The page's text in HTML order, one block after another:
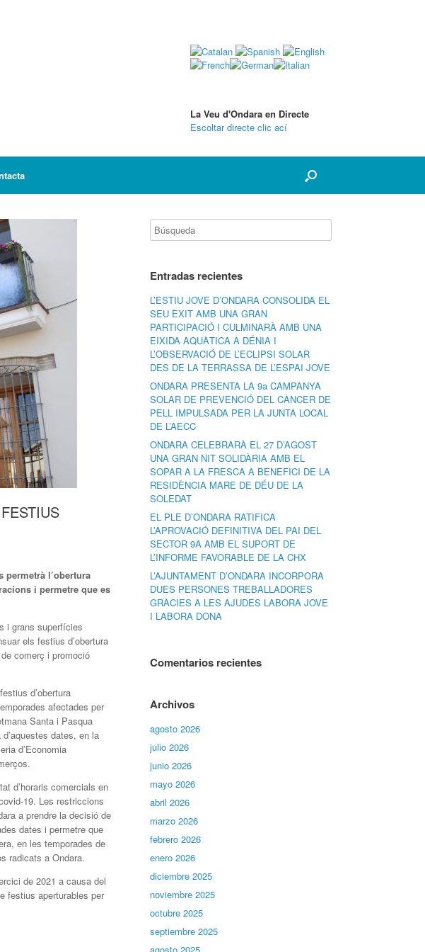
La Veu d'Ondara en Directe
Escoltar directe clic ací
permetrà l’obertura
i permetre que es
i grans superfícies
els festius d’obertura
comerç i promoció
d’obertura
afectades per
Santa i Pasqua
dates, en la
d’Economia
d’horaris comercials en
19. Les restriccions
a prendre la decisió de
dates i permetre que
en les temporades de
radicats a Ondara.
de 2021 a causa del
festius aperturables per
Entradas recientes
L’ESTIU JOVE D’ONDARA CONSOLIDA EL
SEU ÈXIT AMB UNA GRAN
PARTICIPACIÓ I CULMINARÀ AMB UNA
EIXIDA AQUÀTICA A DÉNIA I
L’OBSERVACIÓ DE L’ECLIPSI SOLAR
DES DE LA TERRASSA DE L’ESPAI JOVE
ONDARA PRESENTA LA 9a CAMPANYA
SOLAR DE PREVENCIÓ DEL CÀNCER DE
PELL IMPULSADA PER LA JUNTA LOCAL
DE L’AECC
ONDARA CELEBRARÀ EL 27 D’AGOST
UNA GRAN NIT SOLIDÀRIA AMB EL
SOPAR A LA FRESCA A BENEFICI DE LA
RESIDÈNCIA MARE DE DÉU DE LA
SOLEDAT
EL PLE D’ONDARA RATIFICA
L’APROVACIÓ DEFINITIVA DEL PAI DEL
SECTOR 9A AMB EL SUPORT DE
L’INFORME FAVORABLE DE LA CHX
L’AJUNTAMENT D’ONDARA INCORPORA
DUES PERSONES TREBALLADORES
GRÀCIES A LES AJUDES LABORA JOVE
I LABORA DONA
Comentarios recientes
Archivos
agosto 2026
julio 2026
junio 2026
mayo 2026
abril 2026
marzo 2026
febrero 2026
enero 2026
diciembre 2025
noviembre 2025
octubre 2025
septiembre 2025